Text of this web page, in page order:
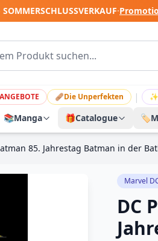
·
ANGEBOTE 🩹Die Unperfekten | ✨
📚Manga 🎁Catalogue 🏷️
85. Jahrestag Batman in der
Marvel
DC